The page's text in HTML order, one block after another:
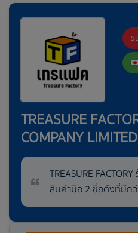
ข
TREASURE
COMPANY LIMITED
TREASURE
สินค้ามือ 2 ชื่อดังที่มีก